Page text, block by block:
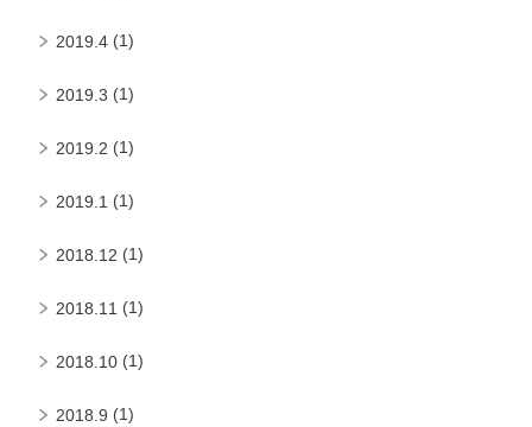
2019.4 (1)
2019.3 (1)
2019.2 (1)
2019.1 (1)
2018.12 (1)
2018.11 (1)
2018.10 (1)
2018.9 (1)